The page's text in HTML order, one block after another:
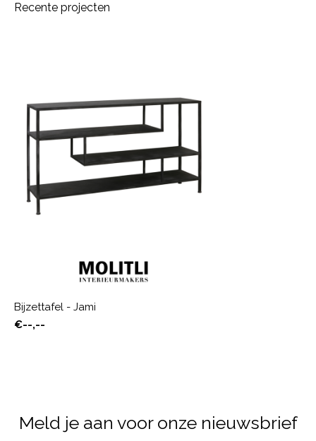
Recente projecten
Bijzettafel - Jami
€--,--
Meld je aan voor onze nieuwsbrief